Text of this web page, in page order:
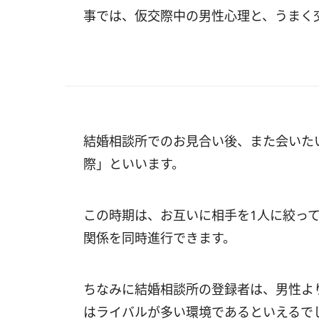
事では、仮交際中の男性心理と、うま
結婚相談所でのお見合い後、また会い
際」といいます。
この時期は、お互いに相手を1人に絞っ
関係を同時進行できます。
ちなみに結婚相談所の登録者は、男性
はライバルが多い環境であるといえるで